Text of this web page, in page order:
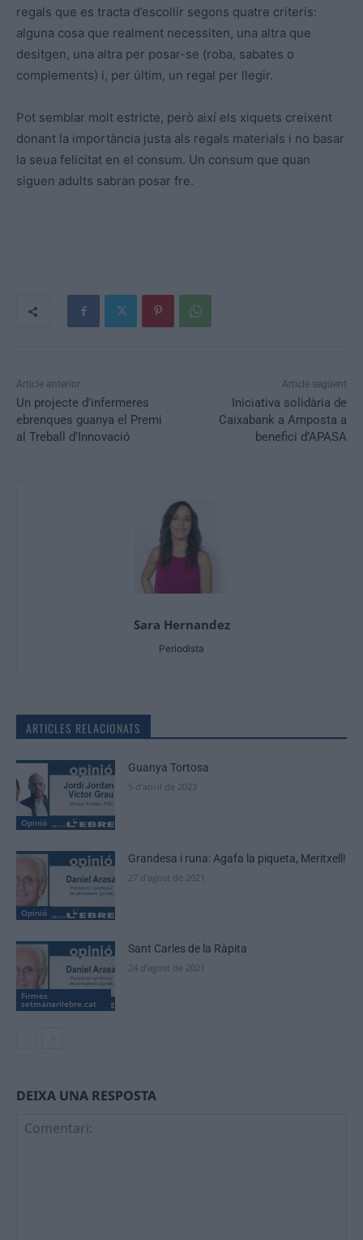
regals que es tracta d’escollir segons quatre criteris:
alguna cosa que realment necessiten, una altra que
desitgen, una altra per posar-se (roba, sabates o
complements) i, per últim, un regal per llegir.
Pot semblar molt estricte, però així els xiquets creixent
donant la importància justa als regals materials i no basar
la seua felicitat en el consum. Un consum que quan
siguen adults sabran posar fre.
Article anterior
Un projecte d’infermeres
ebrenques guanya el Premi
al Treball d’Innovació
Article següent
Iniciativa solidària de
Caixabank a Amposta a
benefici d’APASA
Sara Hernandez
Periodista
ARTICLES RELACIONATS
Opinió
Guanya Tortosa
5 d'abril de 2023
Opinió
Grandesa i runa: Agafa la piqueta, Meritxell!
27 d'agost de 2021
Firmes
setmanarilebre.cat
Sant Carles de la Ràpita
24 d'agost de 2021
DEIXA UNA RESPOSTA